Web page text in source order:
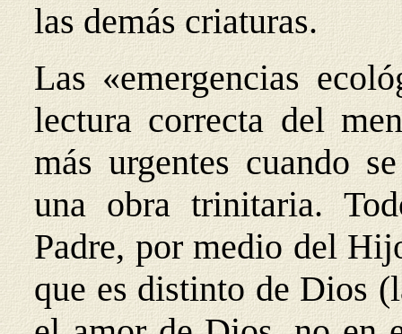
las demás criaturas.
Las «emergencias
lectura correcta del
más urgentes cuando
una obra trinitaria.
Padre, por medio del
que es distinto de Dios